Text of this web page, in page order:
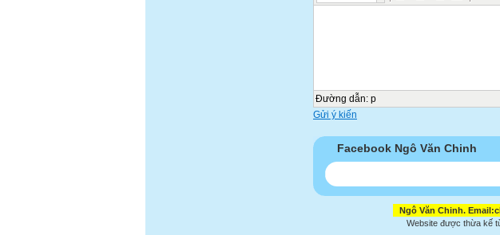
Đường dẫn: p
Gửi ý kiến
Facebook Ngô Văn Chinh
Ngô Văn Chinh.
Website được thừa kế